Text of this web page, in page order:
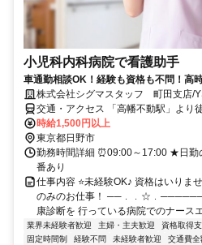
小児科内科病院で看護助手
車通勤相談OK！経験も資格も不問！高
株式会社シグマスタッフ 町田支店/
交通・アクセス 「高幡不動駅」より
12分
時給1,500円以上
東京都日野市
勤務時間詳細 ⏰09:00～17:00 ★日
番あり
仕事内容 ⭐未経験OK♪ 資格はいりま
のみのお仕事！
康診断を 行っている病院でのナース
業界未経験者歓迎 主婦・主夫歓迎 資格取得
固定時間制
経験不問 未経験者歓迎 交通費全